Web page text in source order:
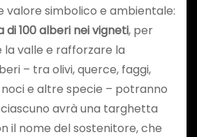
simbolico e ambientale:
di 100 alberi nei vigneti, per
la valle e rafforzare la
– tra olivi, querce, faggi,
e altre specie – potranno
avrà una targhetta
il nome del sostenitore, che